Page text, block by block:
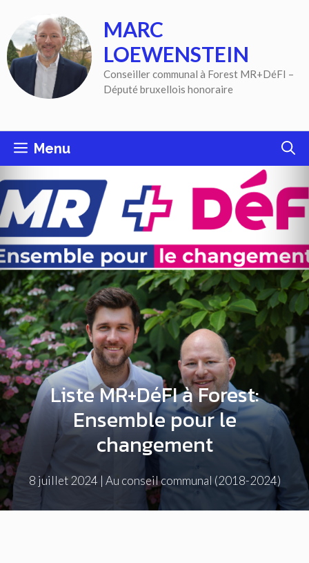
contenu
MARC
LOEWENSTEIN
Conseiller communal à Forest MR+DéFI –
Député bruxellois honoraire
Menu
Liste MR+DéFI à Forest:
Ensemble pour le
changement
8 juillet 2024 | Au conseil communal (2018-2024)